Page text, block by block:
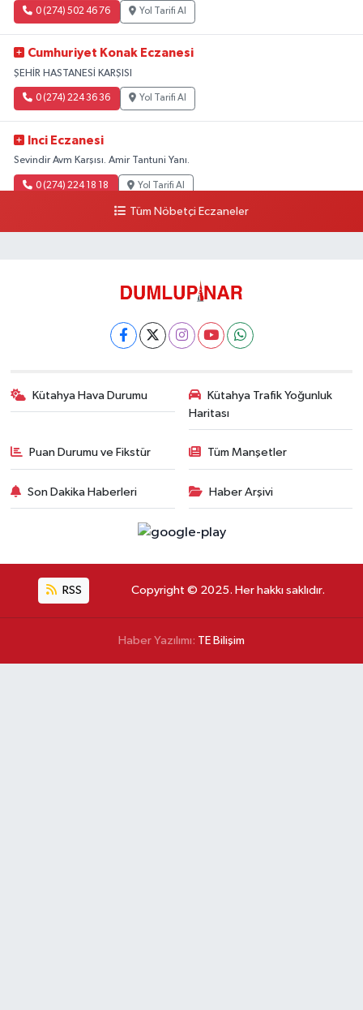
0 (274) 502 46 76 Yol Tarifi Al
Cumhuriyet Konak Eczanesi
ŞEHİR HASTANESİ KARŞISI
0 (274) 224 36 36 Yol Tarifi Al
Inci Eczanesi
Sevindir Avm Karşısı. Amir Tantuni Yanı.
0 (274) 224 18 18 Yol Tarifi Al
Tüm Nöbetçi Eczaneler
Kütahya Hava Durumu
Kütahya Trafik Yoğunluk
Haritası
Puan Durumu ve Fikstür Tüm Manşetler
Son Dakika Haberleri Haber Arşivi
RSS Copyright © 2025. Her hakkı saklıdır.
Haber Yazılımı: TE Bilişim